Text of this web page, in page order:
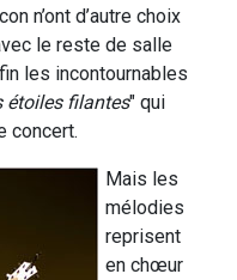
n’ont d’autre choix
le reste de salle
les incontournables
étoiles filantes" qui
concert.
Mais les
mélodies
reprisent
en chœur